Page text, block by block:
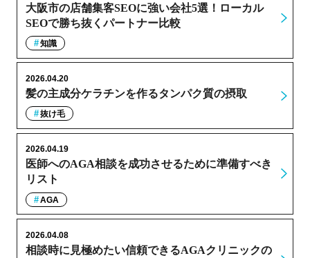
大阪市の店舗集客SEOに強い会社5選！ローカル
SEOで勝ち抜くパートナー比較
知識
髪の主成分ケラチンを作るタンパク質の摂取
2026.04.20
抜け毛
医師へのAGA相談を成功させるために準備すべき
リスト
2026.04.19
AGA
相談時に見極めたい信頼できるAGAクリニックの
2026.04.08